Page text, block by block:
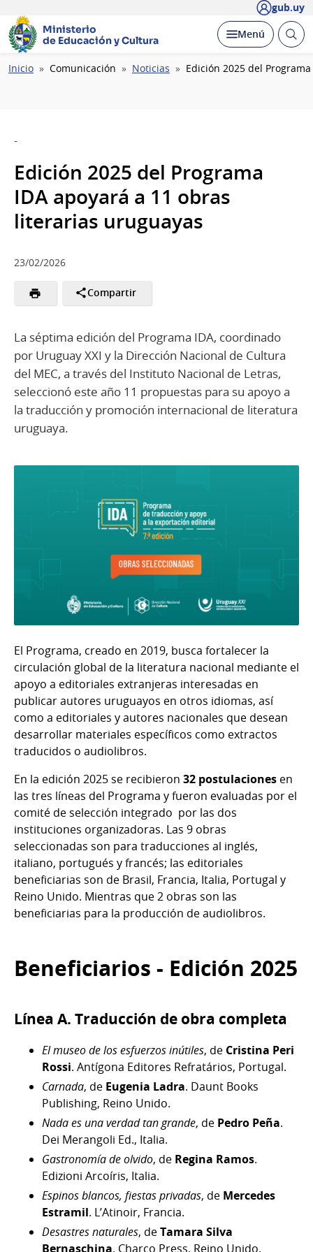
gub.uy
Ministerio
de Educación y Cultura
Desplegar
Menú Abrir
Ruta
Inicio Comunicación Noticias Edición 2025 del
-
Edición 2025 del Programa
IDA apoyará a 11 obras
literarias uruguayas
23/02/2026
Compartir
La séptima edición del Programa IDA, coordinado
por Uruguay XXI y la Dirección Nacional de Cultura
del MEC, a través del Instituto Nacional de Letras,
seleccionó este año 11 propuestas para su apoyo a
la traducción y promoción internacional de literatura
uruguaya.
El Programa, creado en 2019, busca fortalecer la
circulación global de la literatura nacional mediante el
apoyo a editoriales extranjeras interesadas en
publicar autores uruguayos en otros idiomas, así
como a editoriales y autores nacionales que desean
desarrollar materiales específicos como extractos
traducidos o audiolibros.
En la edición 2025 se recibieron 32 postulaciones en
las tres líneas del Programa y fueron evaluadas por el
comité de selección integrado por las dos
instituciones organizadoras. Las 9 obras
seleccionadas son para traducciones al inglés,
italiano, portugués y francés; las editoriales
beneficiarias son de Brasil, Francia, Italia, Portugal y
Reino Unido. Mientras que 2 obras son las
beneficiarias para la producción de audiolibros.
Beneficiarios - Edición 2025
Línea A. Traducción de obra completa
El museo de los esfuerzos inútiles, de Cristina Peri
Rossi. Antígona Editores Refratários, Portugal.
Carnada, de Eugenia Ladra. Daunt Books
Publishing, Reino Unido.
Nada es una verdad tan grande, de Pedro Peña.
Dei Merangoli Ed., Italia.
Gastronomía de olvido, de Regina Ramos.
Edizioni Arcoíris, Italia.
Espinos blancos, fiestas privadas, de Mercedes
Estramil. L’Atinoir, Francia.
Desastres naturales, deTamara Silva
Bernaschina. Charco Press, Reino Unido.